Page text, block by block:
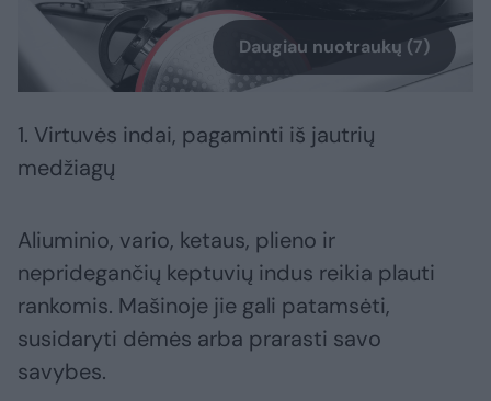
Daugiau nuotraukų (7)
1. Virtuvės indai, pagaminti iš jautrių
medžiagų
Aliuminio, vario, ketaus, plieno ir
nepridegančių keptuvių indus reikia plauti
rankomis. Mašinoje jie gali patamsėti,
susidaryti dėmės arba prarasti savo
savybes.